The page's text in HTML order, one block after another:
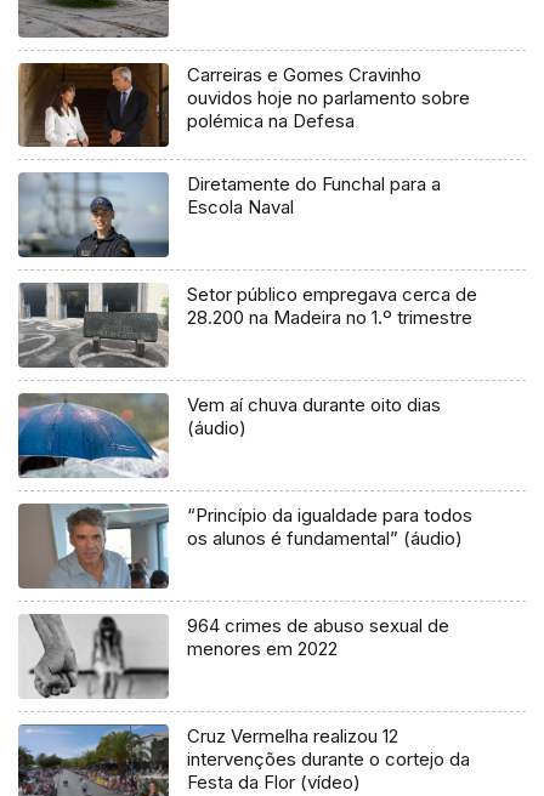
Carreiras e Gomes Cravinho
ouvidos hoje no parlamento sobre
polémica na Defesa
Diretamente do Funchal para a
Escola Naval
Setor público empregava cerca de
28.200 na Madeira no 1.º trimestre
Vem aí chuva durante oito dias
(áudio)
“Princípio da igualdade para todos
os alunos é fundamental” (áudio)
964 crimes de abuso sexual de
menores em 2022
Cruz Vermelha realizou 12
intervenções durante o cortejo da
Festa da Flor (vídeo)